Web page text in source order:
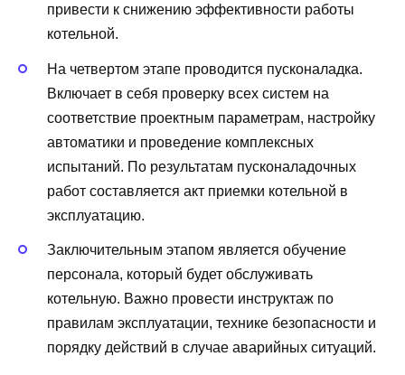
привести к снижению эффективности работы
котельной.
На четвертом этапе проводится пусконаладка.
Включает в себя проверку всех систем на
соответствие проектным параметрам, настройку
автоматики и проведение комплексных
испытаний. По результатам пусконаладочных
работ составляется акт приемки котельной в
эксплуатацию.
Заключительным этапом является обучение
персонала, который будет обслуживать
котельную. Важно провести инструктаж по
правилам эксплуатации, технике безопасности и
порядку действий в случае аварийных ситуаций.